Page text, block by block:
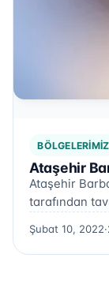
BÖLGELERIMIZ
Ataşehir
Ataşehir
tarafından
Şubat 10, 2022·